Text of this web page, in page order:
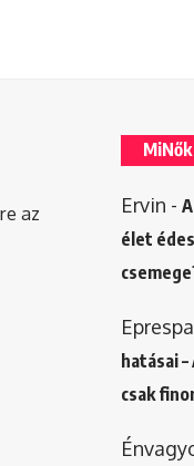
az
Ervin -
élet
hatásai
csak